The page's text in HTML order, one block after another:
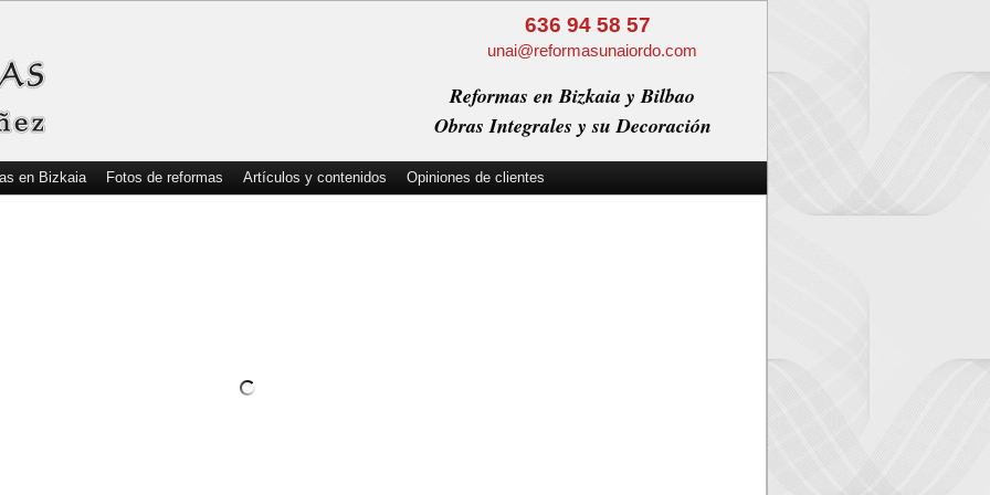
636 94 58 57
unai@reformasunaiordo.com
Reformas en Bizkaia y Bilbao
Obras Integrales y su Decoración
en Bizkaia Fotos de reformas Artículos y contenidos
Opiniones de clientes